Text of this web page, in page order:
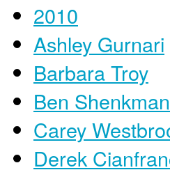
2010
Ashley Gurnari
Barbara Troy
Ben Shenkman
Carey
Derek